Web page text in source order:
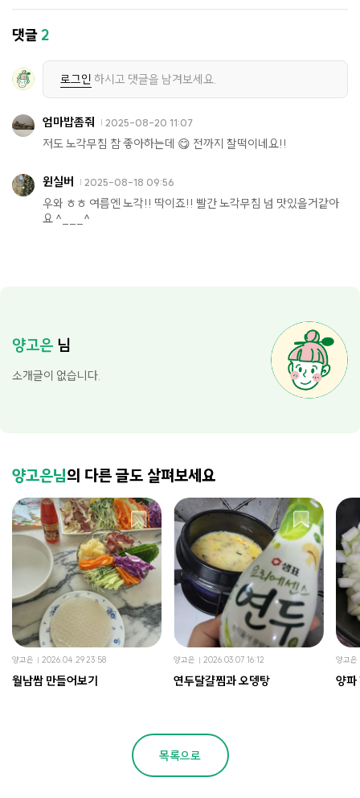
댓글2
로그인 하시고 댓글을 남겨보세요.
엄마밥좀줘 2025-08-20 11:07
저도 노각무침 참 좋아하는데 😋 전까지 찰떡이네요!!
윈실버 2025-08-18 09:56
우와 ㅎㅎ 여름엔 노각!! 딱이죠!! 빨간 노각무침 넘 맛있을거같아
요 ^___^
양고은 님
소개글이 없습니다.
양고은님의 다른 글도 살펴보세요
양고은 2026.04.29 23:58
월남쌈 만들어보기
양고은 2026.03.07 16:12
연두달걀찜과 오뎅탕
양고은
양파
목록으로